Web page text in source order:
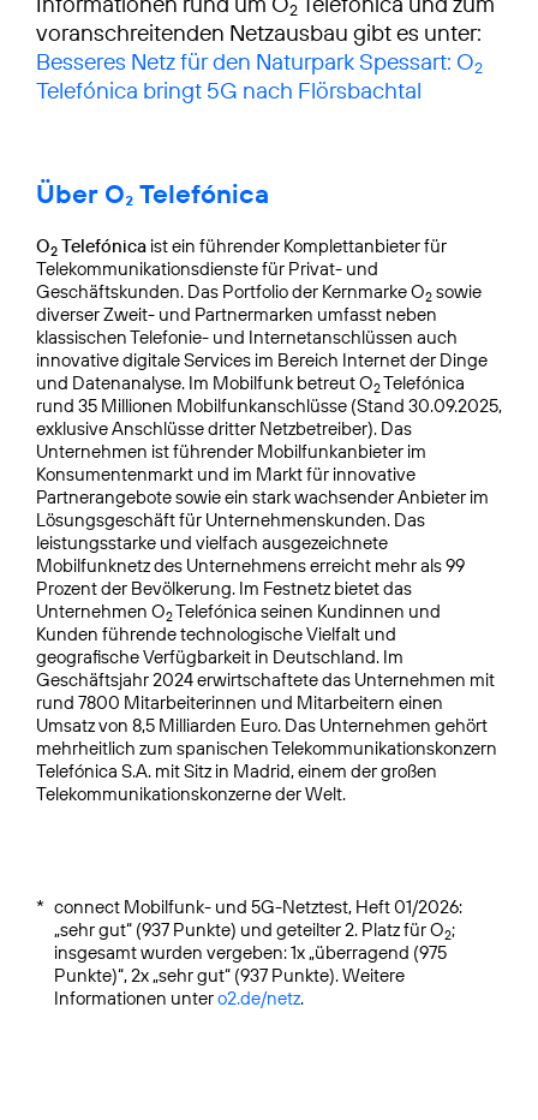
2
voranschreitenden Netzausbau gibt es unter:
Besseres Netz für den Naturpark Spessart: O2
Telefónica bringt 5G nach Flörsbachtal
Über O₂ Telefónica
O2 Telefónica ist ein führender Komplettanbieter für
Telekommunikationsdienste für Privat- und
Geschäftskunden. Das Portfolio der Kernmarke O2 sowie
diverser Zweit- und Partnermarken umfasst neben
klassischen Telefonie- und Internetanschlüssen auch
innovative digitale Services im Bereich Internet der Dinge
und Datenanalyse. Im Mobilfunk betreut O2Telefónica
rund 35 Millionen Mobilfunkanschlüsse (Stand 30.09.2025,
exklusive Anschlüsse dritter Netzbetreiber). Das
Unternehmen ist führender Mobilfunkanbieter im
Konsumentenmarkt und im Markt für innovative
Partnerangebote sowie ein stark wachsender Anbieter im
Lösungsgeschäft für Unternehmenskunden. Das
leistungsstarke und vielfach ausgezeichnete
Mobilfunknetz des Unternehmens erreicht mehr als 99
Prozent der Bevölkerung. Im Festnetz bietet das
Unternehmen O2Telefónica seinen Kundinnen und
Kunden führende technologische Vielfalt und
geografische Verfügbarkeit in Deutschland. Im
Geschäftsjahr 2024 erwirtschaftete das Unternehmen mit
rund 7800 Mitarbeiterinnen und Mitarbeitern einen
Umsatz von 8,5 Milliarden Euro. Das Unternehmen gehört
mehrheitlich zum spanischen Telekommunikationskonzern
Telefónica S.A. mit Sitz in Madrid, einem der großen
Telekommunikationskonzerne der Welt.
* connect Mobilfunk- und 5G-Netztest, Heft 01/2026:
„sehr gut“ (937 Punkte) und geteilter 2. Platz für O2;
insgesamt wurden vergeben: 1x „überragend (975
Punkte)“, 2x „sehr gut“ (937 Punkte). Weitere
Informationen untero2.de/netz.